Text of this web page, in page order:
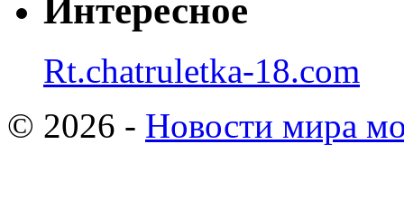
Интересное
Rt.chatruletka-18.com
© 2026 - Новости мира